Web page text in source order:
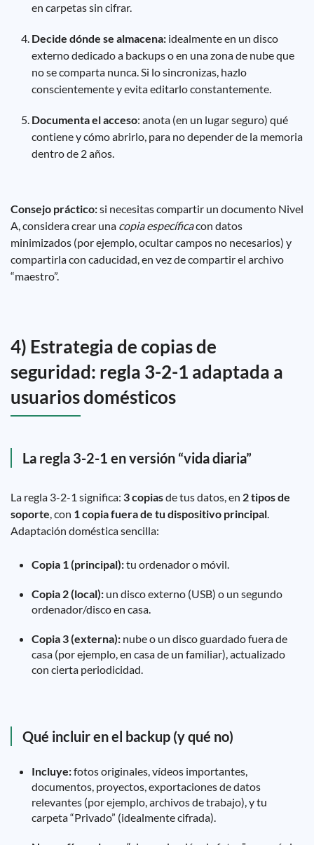
en carpetas sin cifrar.
Decide dónde se almacena: idealmente en un disco
externo dedicado a backups o en una zona de nube que
no se comparta nunca. Si lo sincronizas, hazlo
conscientemente y evita editarlo constantemente.
Documenta el acceso: anota (en un lugar seguro) qué
contiene y cómo abrirlo, para no depender de la memoria
dentro de 2 años.
Consejo práctico:si necesitas compartir un documento Nivel
A, considera crear una copia específicacon datos
minimizados (por ejemplo, ocultar campos no necesarios) y
compartirla con caducidad, en vez de compartir el archivo
“maestro”.
4) Estrategia de copias de
seguridad: regla 3-2-1 adaptada a
usuarios domésticos
La regla 3-2-1 en versión “vida diaria”
La regla 3-2-1 significa: 3 copiasde tus datos, en 2 tipos de
soporte, con 1 copia fuera de tu dispositivo principal.
Adaptación doméstica sencilla:
Copia 1 (principal):tu ordenador o móvil.
Copia 2 (local): un disco externo (USB) o un segundo
ordenador/disco en casa.
Copia 3 (externa): nube o un disco guardado fuera de
casa (por ejemplo, en casa de un familiar), actualizado
con cierta periodicidad.
Qué incluir en el backup (y qué no)
Incluye:fotos originales, vídeos importantes,
documentos, proyectos, exportaciones de datos
relevantes (por ejemplo, archivos de trabajo), y tu
carpeta “Privado” (idealmente cifrada).